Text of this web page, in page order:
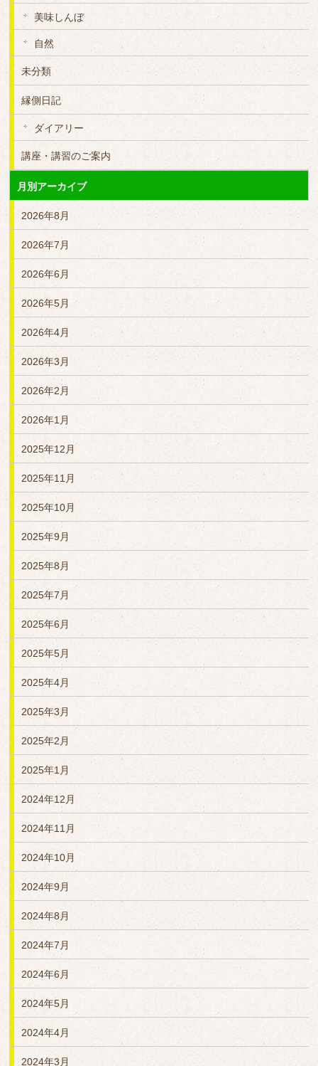
美味しんぼ
自然
未分類
縁側日記
ダイアリー
講座・講習のご案内
月別アーカイブ
2026年8月
2026年7月
2026年6月
2026年5月
2026年4月
2026年3月
2026年2月
2026年1月
2025年12月
2025年11月
2025年10月
2025年9月
2025年8月
2025年7月
2025年6月
2025年5月
2025年4月
2025年3月
2025年2月
2025年1月
2024年12月
2024年11月
2024年10月
2024年9月
2024年8月
2024年7月
2024年6月
2024年5月
2024年4月
2024年3月